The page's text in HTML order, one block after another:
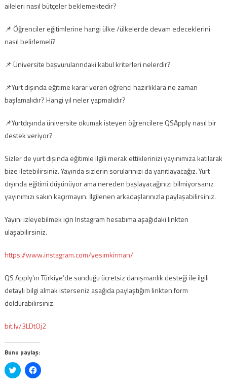
aileleri nasıl bütçeler beklemektedir?
📌 Öğrenciler eğitimlerine hangi ülke /ülkelerde devam edeceklerini
nasıl belirlemeli?
📌 Üniversite başvurularındaki kabul kriterleri nelerdir?
📌Yurt dışında eğitime karar veren öğrenci hazırlıklara ne zaman
başlamalıdır? Hangi yıl neler yapmalıdır?
📌Yurtdışında üniversite okumak isteyen öğrencilere QSApply nasıl bir
destek veriyor?
Sizler de yurt dışında eğitimle ilgili merak ettiklerinizi yayınımıza katılarak
bize iletebilirsiniz. Yayında sizlerin sorularınızı da yanıtlayacağız. Yurt
dışında eğitimi düşünüyor ama nereden başlayacağınızı bilmiyorsanız
yayınımızı sakın kaçırmayın. İlgilenen arkadaşlarınızla paylaşabilirsiniz.
Yayını izleyebilmek için Instagram hesabıma aşağıdaki linkten
ulaşabilirsiniz.
https://www.instagram.com/yesimkirman/
QS Apply’ın Türkiye’de sunduğu ücretsiz danışmanlık desteği ile ilgili
detaylı bilgi almak isterseniz aşağıda paylaştığım linkten form
doldurabilirsiniz.
bit.ly/3LDtOj2
Bunu paylaş:
Twitter
üzerinde
Facebook'ta
paylaşmak